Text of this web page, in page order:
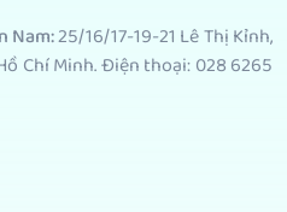
Nam:25/16/17-19-21 Lê Thị Kỉnh,
Chí Minh. Điện thoại: 028 6265